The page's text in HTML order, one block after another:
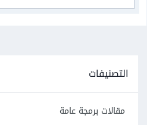
التصنيفات
مقالات برمجة عامة